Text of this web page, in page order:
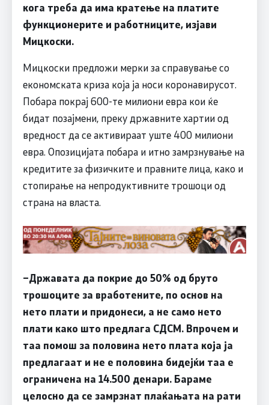
кога треба да има кратење на платите
функционерите и работниците, изјави
Мицкоски.
Мицкоски предложи мерки за справување со
економската криза која ја носи коронавирусот.
Побара покрај 600-те милиони евра кои ќе
бидат позајмени, преку државните хартии од
вредност да се активираат уште 400 милиони
евра. Опозицијата побара и итно замрзнување на
кредитите за физичките и правните лица, како и
стопирање на непродуктивните трошоци од
страна на власта.
–Државата да покрие до 50% од бруто
трошоците за вработените, по основ на
нето плати и придонеси, а не само нето
плати како што предлага СДСМ. Впрочем и
таа помош за половина нето плата која ја
предлагаат и не е половина бидејќи таа е
ограничена на 14.500 денари. Бараме
целосно да се замрзнат плаќањата на рати